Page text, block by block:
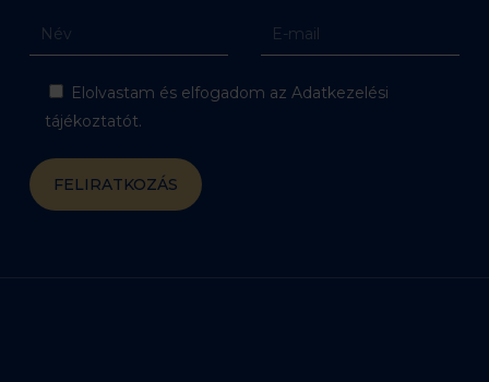
Elolvastam és elfogadom az Adatkezelési
tájékoztatót.